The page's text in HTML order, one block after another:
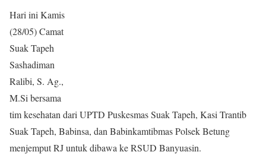
Hari ini Kamis
(28/05) Camat
Suak Tapeh
Sashadiman
Ralibi, S. Ag.,
M.Si bersama
tim kesehatan dari UPTD Puskesmas Suak Tapeh, Kasi Trantib
Suak Tapeh, Babinsa, dan Babinkamtibmas Polsek Betung
menjemput RJ untuk dibawa ke RSUD Banyuasin.